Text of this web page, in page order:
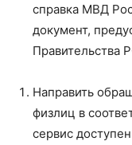
справка МВД
документ,
Правительства
Направить
физлиц в
сервис